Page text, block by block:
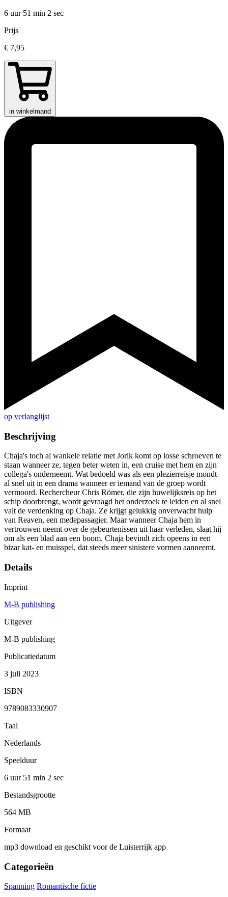
6 uur 51 min 2 sec
Prijs
€ 7,95
in winkelmand
op verlanglijst
Beschrijving
Chaja's toch al wankele relatie met Jorik komt op losse schroeven te
staan wanneer ze, tegen beter weten in, een cruise met hem en zijn
collega's onderneemt. Wat bedoeld was als een plezierreisje mondt
al snel uit in een drama wanneer er iemand van de groep wordt
vermoord. Rechercheur Chris Römer, die zijn huwelijksreis op het
schip doorbrengt, wordt gevraagd het onderzoek te leiden en al snel
valt de verdenking op Chaja. Ze krijgt gelukkig onverwacht hulp
van Reaven, een medepassagier. Maar wanneer Chaja hem in
vertrouwen neemt over de gebeurtenissen uit haar verleden, slaat hij
om als een blad aan een boom. Chaja bevindt zich opeens in een
bizar kat- en muisspel, dat steeds meer sinistere vormen aanneemt.
Details
Imprint
M-B publishing
Uitgever
M-B publishing
Publicatiedatum
3 juli 2023
ISBN
9789083330907
Taal
Nederlands
Speelduur
6 uur 51 min 2 sec
Bestandsgrootte
564 MB
Formaat
mp3 download en geschikt voor de Luisterrijk app
Categorieën
Spanning Romantische fictie